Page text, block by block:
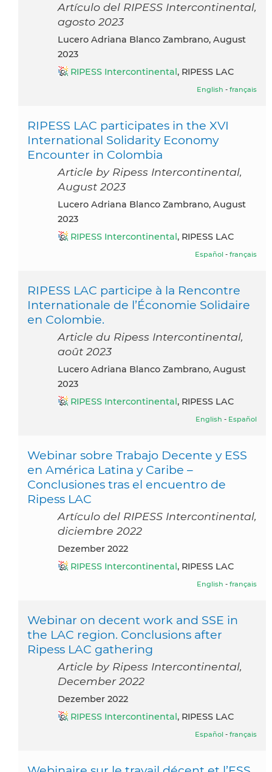
Artículo del RIPESS Intercontinental,
agosto 2023
Lucero Adriana Blanco Zambrano, August
2023
RIPESS Intercontinental, RIPESS LAC
English - français
RIPESS LAC participates in the XVI
International Solidarity Economy
Encounter in Colombia
Article by Ripess Intercontinental,
August 2023
Lucero Adriana Blanco Zambrano, August
2023
RIPESS Intercontinental, RIPESS LAC
Español - français
RIPESS LAC participe à la Rencontre
Internationale de l’Économie Solidaire
en Colombie.
Article du Ripess Intercontinental,
août 2023
Lucero Adriana Blanco Zambrano, August
2023
RIPESS Intercontinental, RIPESS LAC
English - Español
Webinar sobre Trabajo Decente y ESS
en América Latina y Caribe –
Conclusiones tras el encuentro de
Ripess LAC
Artículo del RIPESS Intercontinental,
diciembre 2022
Dezember 2022
RIPESS Intercontinental, RIPESS LAC
English - français
Webinar on decent work and SSE in
the LAC region. Conclusions after
Ripess LAC gathering
Article by Ripess Intercontinental,
December 2022
Dezember 2022
RIPESS Intercontinental, RIPESS LAC
Español - français